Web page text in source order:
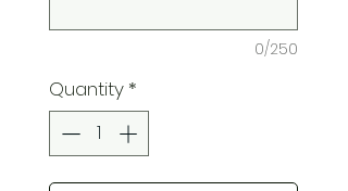
0/250
Quantity *